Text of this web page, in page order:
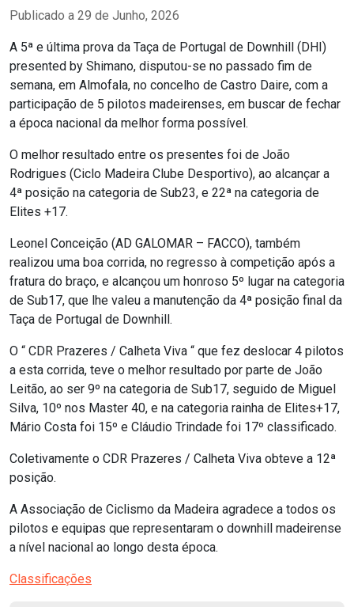
Publicado a 29 de Junho, 2026
A 5ª e última prova da Taça de Portugal de Downhill (DHI)
presented by Shimano, disputou-se no passado fim de
semana, em Almofala, no concelho de Castro Daire, com a
participação de 5 pilotos madeirenses, em buscar de fechar
a época nacional da melhor forma possível.
O melhor resultado entre os presentes foi de João
Rodrigues (Ciclo Madeira Clube Desportivo), ao alcançar a
4ª posição na categoria de Sub23, e 22ª na categoria de
Elites +17.
Leonel Conceição (AD GALOMAR – FACCO), também
realizou uma boa corrida, no regresso à competição após a
fratura do braço, e alcançou um honroso 5º lugar na categoria
de Sub17, que lhe valeu a manutenção da 4ª posição final da
Taça de Portugal de Downhill.
O “ CDR Prazeres / Calheta Viva “ que fez deslocar 4 pilotos
a esta corrida, teve o melhor resultado por parte de João
Leitão, ao ser 9º na categoria de Sub17, seguido de Miguel
Silva, 10º nos Master 40, e na categoria rainha de Elites+17,
Mário Costa foi 15º e Cláudio Trindade foi 17º classificado.
Coletivamente o CDR Prazeres / Calheta Viva obteve a 12ª
posição.
A Associação de Ciclismo da Madeira agradece a todos os
pilotos e equipas que representaram o downhill madeirense
a nível nacional ao longo desta época.
Classificações